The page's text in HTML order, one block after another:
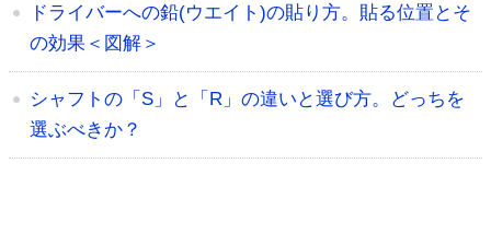
ドライバーへの鉛(ウエイト)の貼り方。貼る位置とそ
の効果＜図解＞
シャフトの「S」と「R」の違いと選び方。どっちを
選ぶべきか？